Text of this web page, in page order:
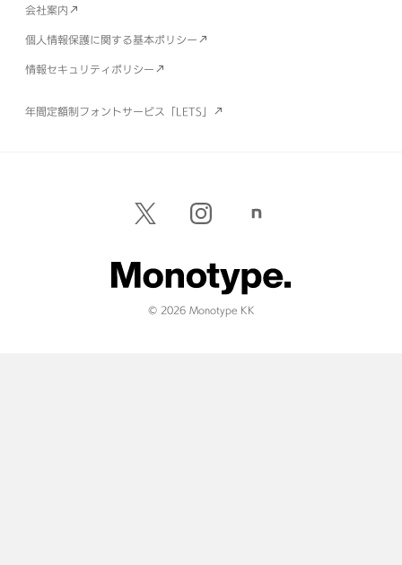
会社案内
個人情報保護に関する基本ポリシー
情報セキュリティポリシー
年間定額制フォントサービス「LETS」
© 2026 Monotype KK